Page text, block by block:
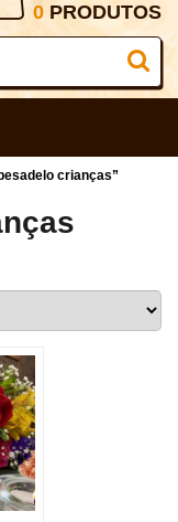
0 PRODUTOS
crianças”